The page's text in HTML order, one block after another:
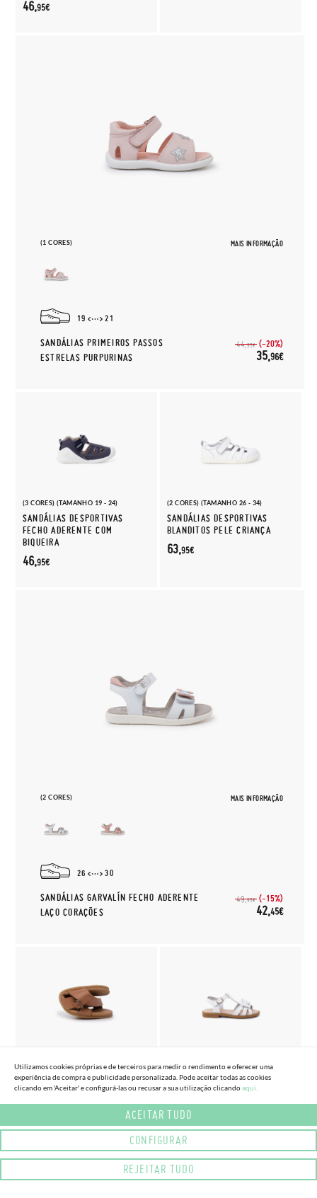
46,95€
(1 CORES) MAIS INFORMAÇÃO
19 21
SANDÁLIAS PRIMEIROS PASSOS
ESTRELAS PURPURINAS
44,95€ (-20%)
35,96€
(3 CORES) (TAMANHO 19 - 24)
SANDÁLIAS DESPORTIVAS
FECHO ADERENTE COM
BIQUEIRA
46,95€
(2 CORES) (TAMANHO 26 - 34)
SANDÁLIAS DESPORTIVAS
BLANDITOS PELE CRIANÇA
63,95€
(2 CORES) MAIS INFORMAÇÃO
26 30
SANDÁLIAS GARVALÍN FECHO ADERENTE
LAÇO CORAÇÕES
49,95€ (-15%)
42,45€
SANDÁLIAS BAREFOOT
CRUZADAS NAPA
50,95€ (-15%)
43,30€
SANDÁLIA PELE MENINA LAÇO
FECHO FIVELA
48,95€ (-15%)
41,60€
Utilizamos cookies próprias e de terceiros para medir o rendimento e oferecer uma
experiência de compra e publicidade personalizada. Pode aceitar todas as cookies
clicando em 'Aceitar' e configurá-las ou recusar a sua utilização clicandoaqui.
ACEITAR TUDO
CONFIGURAR
REJEITAR TUDO